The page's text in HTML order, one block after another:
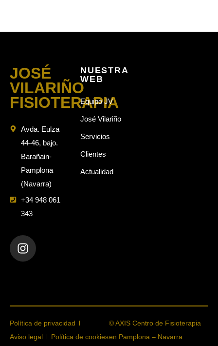
JOSÉ
VILARIÑO
FISIOTERAPIA
Avda. Eulza
44-46, bajo.
Barañain-
Pamplona
(Navarra)
+34 948 061
343
NUESTRA
WEB
Equipo JV
José Vilariño
Servicios
Clientes
Actualidad
© AXIS Centro de Fisioterapia
en Pamplona – Navarra
Política de privacidad
Aviso legal
Política de cookies